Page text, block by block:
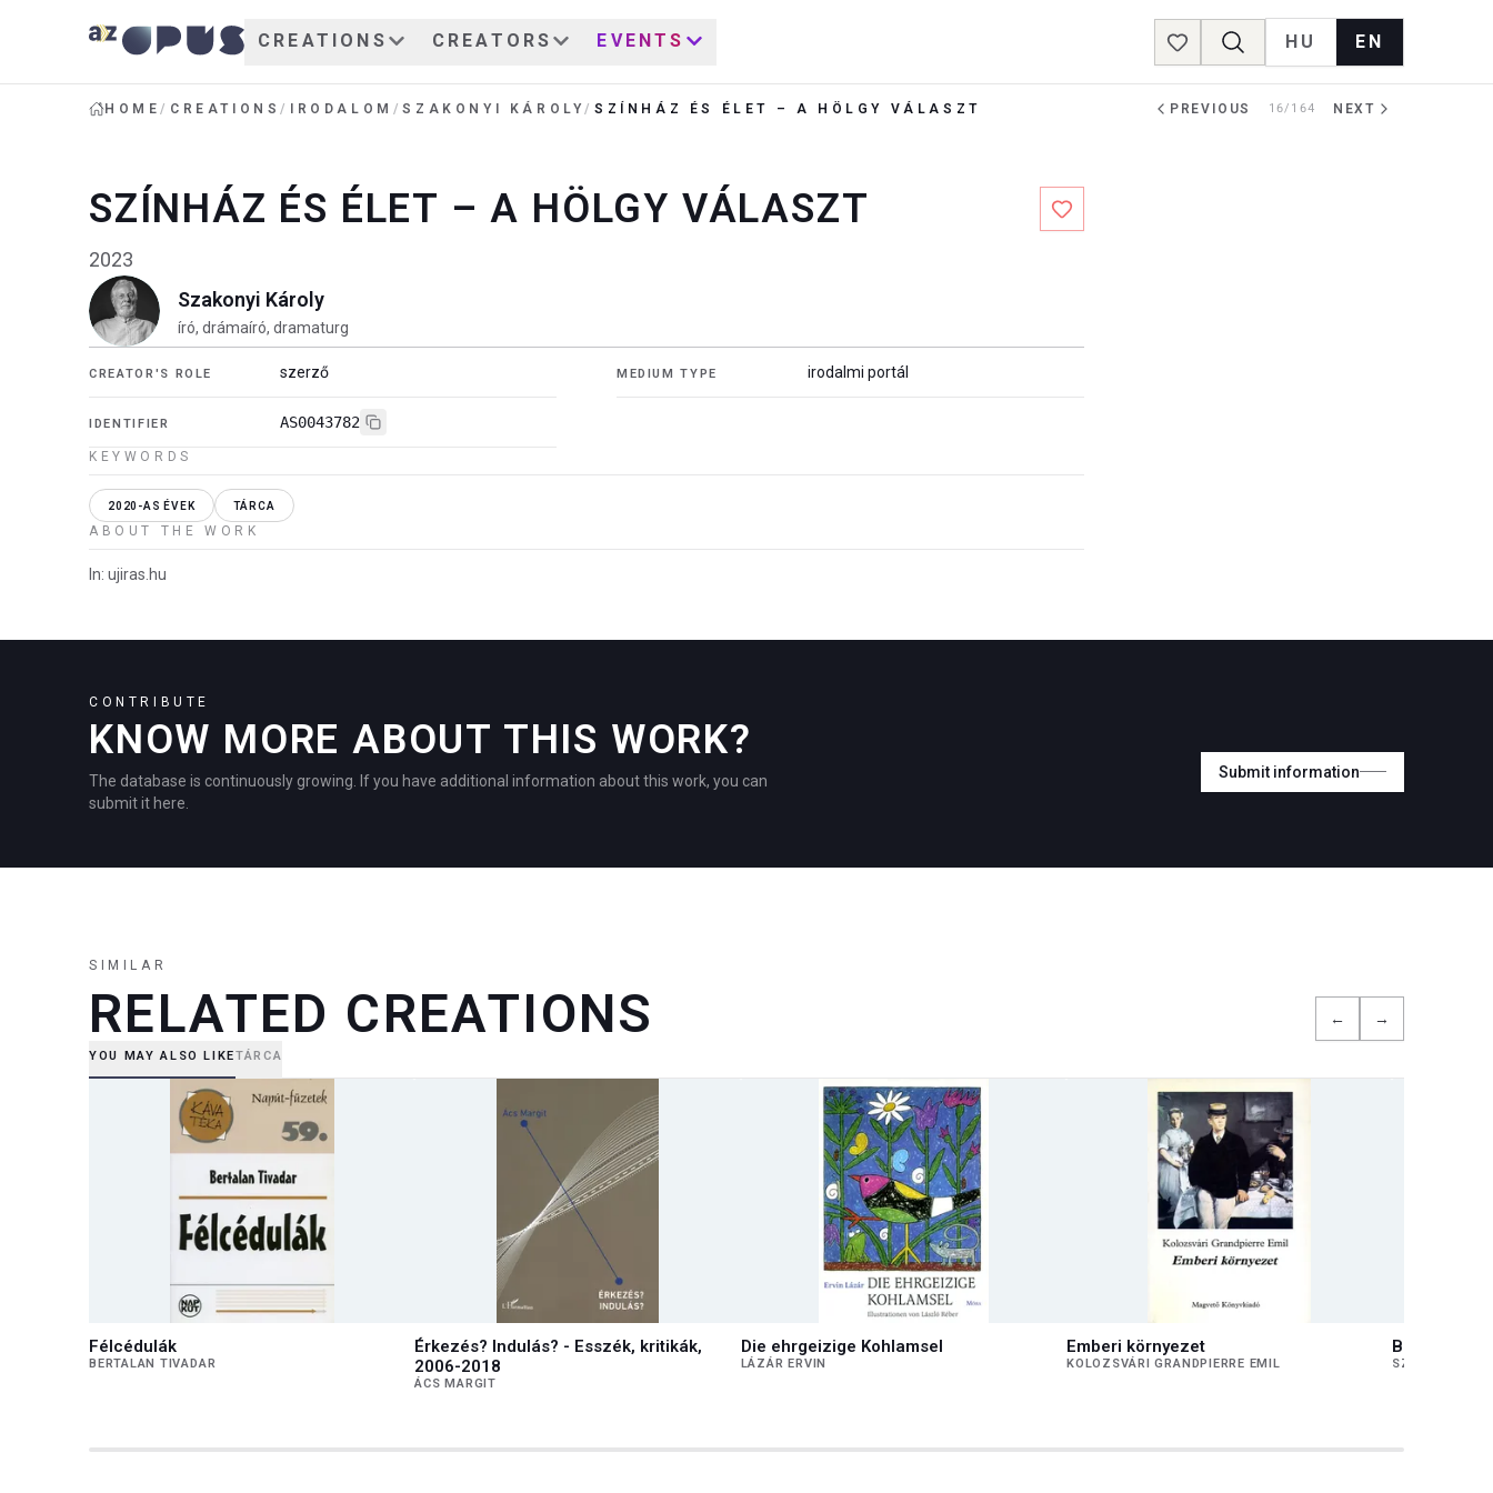
CREATIONS CREATORS EVENTS
Favorites
HU EN
HOME/ CREATIONS/ IRODALOM /SZAKONYI KÁROLY/SZÍNHÁZ ÉS ÉLET – A HÖLGY VÁLASZT PREVIOUS 16/164 NEXT
SZÍNHÁZ ÉS ÉLET – A HÖLGY VÁLASZT
2023
Szakonyi Károly
író, drámaíró, dramaturg
CREATOR'S ROLE szerző MEDIUM TYPE irodalmi portál
IDENTIFIER AS0043782
KEYWORDS
2020-AS ÉVEK TÁRCA
ABOUT THE WORK
In: ujiras.hu
CONTRIBUTE
KNOW MORE ABOUT THIS WORK?
The database is continuously growing. If you have additional information about this work, you can
submit it here.
Submit information
SIMILAR
RELATED CREATIONS ← →
YOU MAY ALSO LIKETÁRCA
Félcédulák
BERTALAN TIVADAR
Érkezés? Indulás? - Esszék, kritikák,
2006-2018
ÁCS MARGIT
Die ehrgeizige Kohlamsel
LÁZÁR ERVIN
Emberi környezet
KOLOZSVÁRI GRANDPIERRE EMIL
Bitang
SZÁRAZ